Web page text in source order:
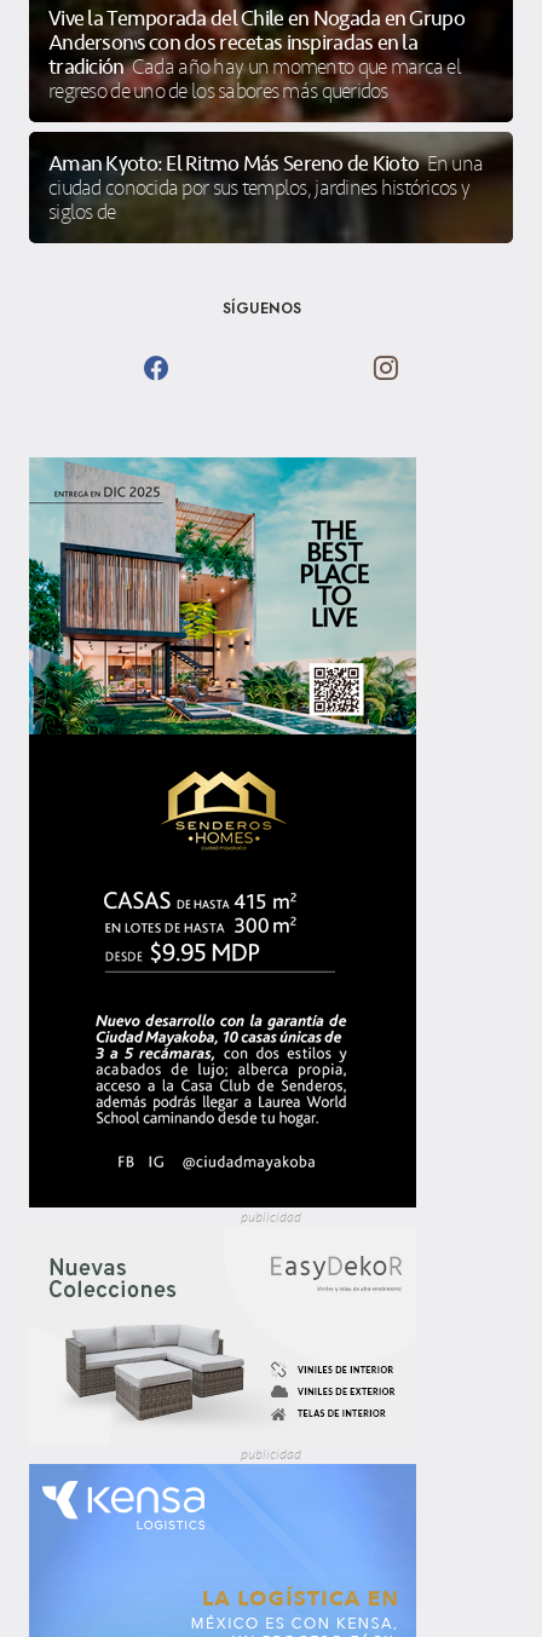
Vive la Temporada del Chile en Nogada en Grupo
Anderson’s con dos recetas inspiradas en la
tradición Cada año hay un momento que marca el
regreso de uno de los sabores más queridos
Aman Kyoto: El Ritmo Más Sereno de Kioto En una
ciudad conocida por sus templos, jardines históricos y
siglos de
SÍGUENOS
publicidad
publicidad